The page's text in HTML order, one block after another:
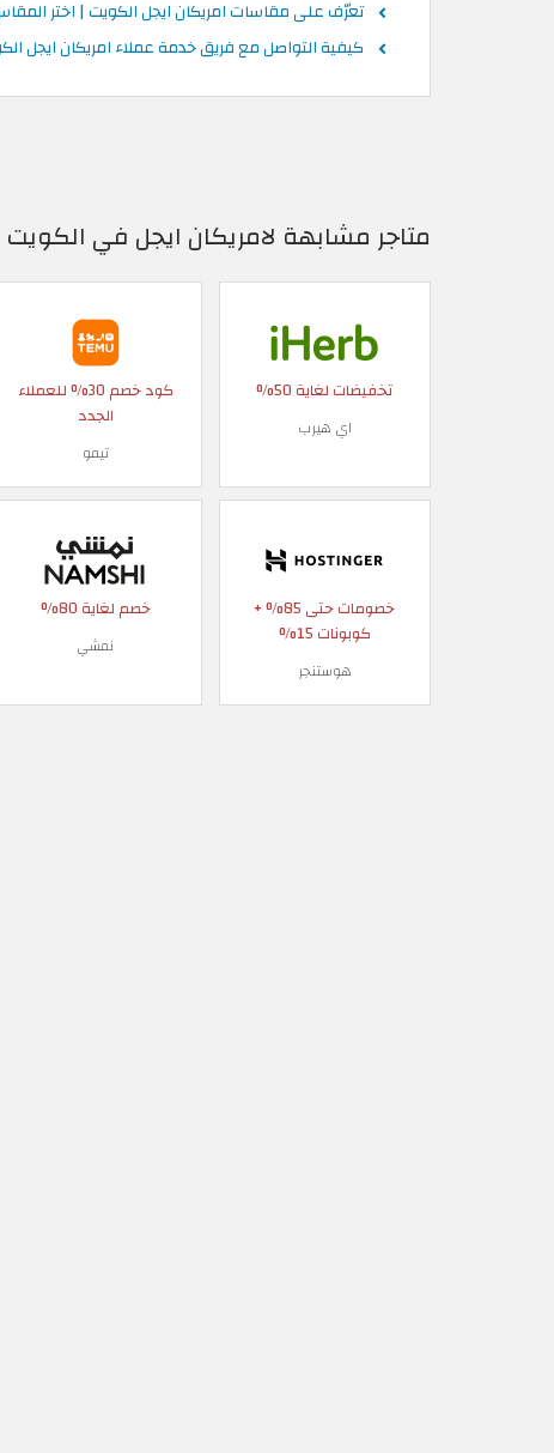
تعرّف على مقاسات امريكان ايجل الكويت | اختر
كيفية التواصل مع فريق خدمة عملاء امريكان ايجل
متاجر مشابهة لامريكان ايجل في الكويت
تخفيضات لغاية 50%
اي هيرب
كود خصم 30% للعملاء
الجدد
تيمو
خصومات حتى 85% +
كوبونات 15%
هوستنجر
خصم لغاية 80%
نمشي